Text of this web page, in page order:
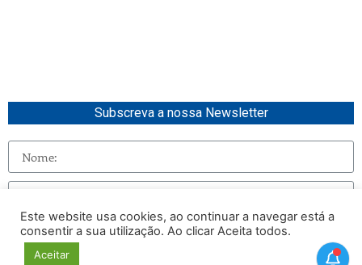
Subscreva a nossa Newsletter
Enviar
Este website usa cookies, ao continuar a navegar está a
consentir a sua utilização. Ao clicar Aceita todos.
Aceitar